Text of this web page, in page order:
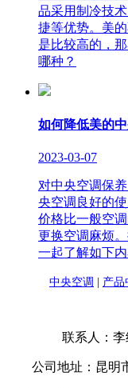
品采用制冷技
捷等优势。美
是比较高的，
哪种？
如何降低美的
2023-03-07
对中央空调保
央空调良好的
价格比一般空
更换空调麻烦
一起了解如下内
中央空调 产品
联系人：
公司地址：昆明